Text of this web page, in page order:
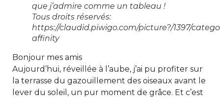
que j’admire comme un tableau !
Tous droits réservés:
https://claudid.piwigo.com/picture?/1397/
affinity
Bonjour mes amis
Aujourd’hui, réveillée à l’aube, j’ai pu profiter sur
la terrasse du gazouillement des oiseaux avant le
lever du soleil, un pur moment de grâce. Et c’est